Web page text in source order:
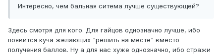
Интересно, чем бальная ситема лучше существующей?
Здесь смотря для кого. Для гайцов однозначно лучше, ибо
появится куча желающих "решить на месте" вместо
получения баллов. Ну а для нас хуже однозначно, ибо стражи